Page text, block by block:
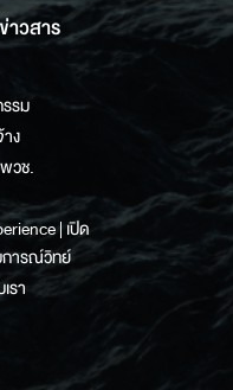
าวสาร
รม
ง
วช.
| เปิด
การณ์วิทย์
รา